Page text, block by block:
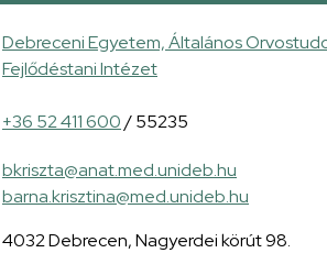
Debreceni Egyetem, Általános
Fejlődéstani Intézet
+36 52 411 600/ 55235
bkriszta@anat.med.unideb.hu
barna.krisztina@med.unideb.hu
4032 Debrecen, Nagyerdei körút 98.